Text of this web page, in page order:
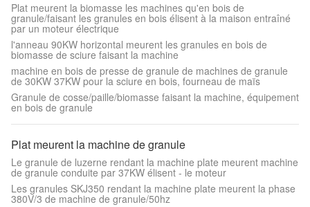
Plat meurent la biomasse les machines qu'en bois de
granule/faisant les granules en bois élisent à la maison entraîné
par un moteur électrique
l'anneau 90KW horizontal meurent les granules en bois de
biomasse de sciure faisant la machine
machine en bois de presse de granule de machines de granule
de 30KW 37KW pour la sciure en bois, fourneau de maïs
Granule de cosse/paille/biomasse faisant la machine, équipement
en bois de granule
Plat meurent la machine de granule
Le granule de luzerne rendant la machine plate meurent machine
de granule conduite par 37KW élisent - le moteur
Les granules SKJ350 rendant la machine plate meurent la phase
380V/3 de machine de granule/50hz